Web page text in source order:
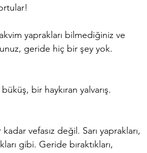
yaprakları bilmediğiniz ve
geride hiç bir şey yok.
bir haykıran yalvarış.
vefasız değil. Sarı yaprakları,
gibi. Geride bıraktıkları,